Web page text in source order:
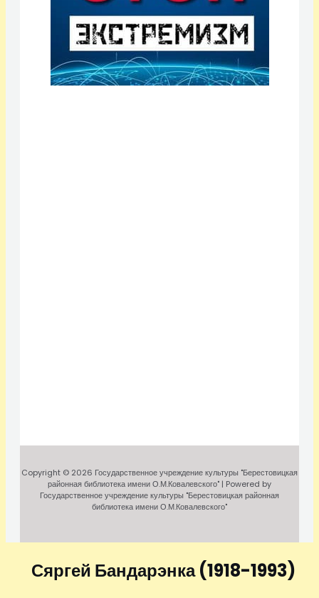
Copyright © 2026 Государственное учреждение культуры "Берестовицкая
районная библиотека имени О.М.Ковалевского" | Powered by
Государственное учреждение культуры "Берестовицкая районная
библиотека имени О.М.Ковалевского"
Сяргей Бандарэнка(1918-1993)